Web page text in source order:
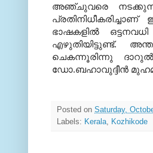
അഞ്ചുവരെ
ഭാഷകളില്‍
എഴുതിയിട്ടുണ്ട്.
ചെകന്നൂരിന്നു
ഡോ.ബഹാവുദ്ദീന്‍
Posted on Saturday,
Labels: Kerala, Kozhikode